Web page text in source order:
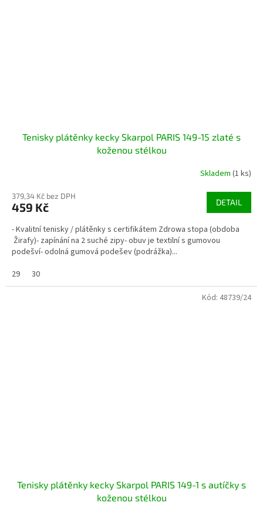
Tenisky plátěnky kecky Skarpol PARIS 149-15 zlaté s
koženou stélkou
Skladem (1 ks)
379,34 Kč bez DPH
459 Kč DETAIL
- Kvalitní tenisky / plátěnky s certifikátem Zdrowa stopa (obdoba
Žirafy)- zapínání na 2 suché zipy- obuv je textilní s gumovou
podešví- odolná gumová podešev (podrážka)...
29
30
Tenisky plátěnky kecky Skarpol PARIS 149-1 s autíčky s
koženou stélkou
Kód: 48739/24